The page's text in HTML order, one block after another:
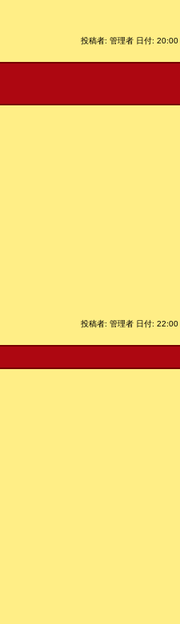
投稿者: 管理者 日付: 20:00
投稿者: 管理者 日付: 22:00